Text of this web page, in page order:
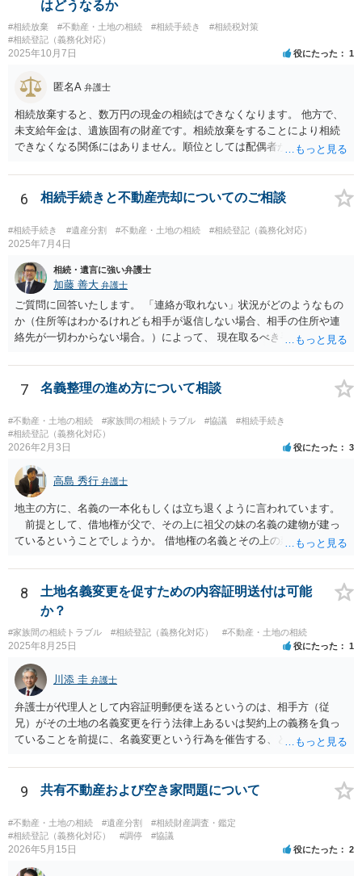
ーン部分を動かすには、義母本人の同意・協議が不可欠です。 ここが
今回の「義母と連絡が取れない」状況での大きなネックになります。
連絡が取れない相続人・共有者がいる場合、相続手続きは次のような
母の最新住所と生存状況を確認する。 まずは、被相続人（ご主人）の
戸籍から相続人を辿り、義母の戸籍・戸籍附票を取り、現住所や転居
履歴を確認する方法が一般的です。 ２．住所が分かった場合、内容証
明郵便などの方法で手紙を送る。 電話やメールで連絡が取れないとき
は、公的な通知手段として内容証明郵便を使い、「遺産分割協議をし
います。 ３．それでも連絡がつかない／返信がない場合 義母が行方不
明状態で、所在が確認できない場合：「不在者財産管理人の選任」を
家庭裁判所に申し立てて、管理人を通じて手続を進める方法が検討さ
れます。 また、住所は分かるが、意図的に連絡を無視されている／協
議に応じない場合は、家庭裁判所に「遺産分割調停」を申し立てて、
方法で進めるべきか、という点に関して公開の場でアドバイスするの
にも限界があるかと思いますので、具体的な資料等をご持参の上、弁
護士の相談されることをお勧めします。
はどうなるか
#相続放棄 #不動産・土地の相続 #相続手続き
#相続税対策
#相続登記（義務化対応）
2025年10月7日 役にたった 1
匿名A 弁護士
相続放棄すると、数万円の現金の相続はできなくなります。 他方で、
未支給年金は、遺族固有の財産です。相続放棄をすることにより相続
できなくなる関係にはありません。順位としては配偶者が第一順位で
6 相続手続きと不動産売却についてのご相談
#相続手続き #遺産分割 #不動産・土地の相続 #相続登記（義務化対応）
2025年7月4日
相続・遺言に強い弁護士
加藤 善大 弁護士
ご質問に回答いたします。 「連絡が取れない」状況がどのようなもの
か（住所等はわかるけれども相手が返信しない場合、相手の住所や連
絡先が一切わからない場合。）によって、 現在取るべき手段は異なり
す。 その場合、例えば、弁護士によっては、本来であればご依頼時に
お支払いになる必要がある着手金の支払時期を、ご質問者様が遺産を
ば、ご依頼になるかは別にして、お近くの弁護士に直接相談されて、
費用の支払を含めた今後の対応についてアドバイスを求めることをお
すすめいたします。 ご参考にしていただけますと幸いです。
7 名義整理の進め方について相談
#不動産・土地の相続 #家族間の相続トラブル #協議
#相続手続き
#相続登記（義務化対応）
2026年2月3日 役にたった 3
高島 秀行 弁護士
地主の方に、名義の一本化もしくは立ち退くように言われています。
前提として、借地権が父で、その上に祖父の妹の名義の建物が建っ
ているということでしょうか。 借地権の名義とその上の建物の名義が
うか。 そうだとすると、借地を転貸してきたこととなるので、解消
しないと 借地契約を解除されてしまう可能性があると思います。 長
いこと使用していなかったので、無償で貸していたのであれば 使用貸
借は目的が達成され終了したとして、明渡をしてもらったら良いと思
います。 複雑な事情がありますので、弁護士に面談で詳しい事情を
話して相談されたら良いと思います。
8
土地名義変更を促すための内容証明送付は可能
か？
#家族間の相続トラブル #相続登記（義務化対応） #不動産・土地の相続
2025年8月25日 役にたった 1
川添 圭 弁護士
弁護士が代理人として内容証明郵便を送るというのは、相手方（従
兄）がその土地の名義変更を行う法律上あるいは契約上の義務を負っ
ていることを前提に、名義変更という行為を催告する、という使い方
ベースの場合、仮に弁護士から通知するとしてもソフトな表現を使っ
た「お手紙」にならざるを得ず、内容証明郵便が不適当なケースもあ
変更を促すことが出来るかどうか」を判断するためには、詳しい背景
事情が必要です。詳しい事情もとに、弁護士へ直接ご相談いただいた
方がよいでしょう。
9 共有不動産および空き家問題について
#不動産・土地の相続 #遺産分割
#相続財産調査・鑑定
#相続登記（義務化対応）
#調停 #協議
2026年5月15日 役にたった 2